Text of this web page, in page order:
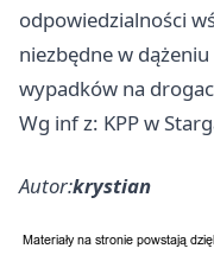
odpowiedzialności
niezbędne w
wypadków na
Wg inf z: KPP w
Autor:krystian